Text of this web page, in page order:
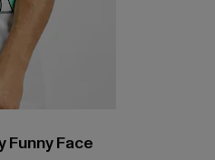
Funny Face